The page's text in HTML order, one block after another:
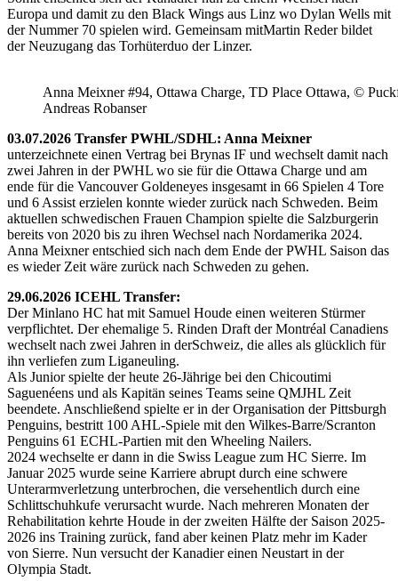
Europa und damit zu den Black Wings aus Linz wo Dylan Wells mit
der Nummer 70 spielen wird. Gemeinsam mitMartin Reder bildet
der Neuzugang das Torhüterduo der Linzer.
Anna Meixner #94, Ottawa Charge, TD Place Ottawa, ©
Andreas Robanser
03.07.2026 Transfer PWHL/SDHL: Anna Meixner
unterzeichnete einen Vertrag bei Brynas IF und wechselt damit nach
zwei Jahren in der PWHL wo sie für die Ottawa Charge und am
ende für die Vancouver Goldeneyes insgesamt in 66 Spielen 4 Tore
und 6 Assist erzielen konnte wieder zurück nach Schweden. Beim
aktuellen schwedischen Frauen Champion spielte die Salzburgerin
bereits von 2020 bis zu ihren Wechsel nach Nordamerika 2024.
Anna Meixner entschied sich nach dem Ende der PWHL Saison das
es wieder Zeit wäre zurück nach Schweden zu gehen.
29.06.2026 ICEHL Transfer:
Der Minlano HC hat mit Samuel Houde einen weiteren Stürmer
verpflichtet. Der ehemalige 5. Rinden Draft der Montréal Canadiens
wechselt nach zwei Jahren in derSchweiz, die alles als glücklich für
ihn verliefen zum Liganeuling.
Als Junior spielte der heute 26-Jährige bei den Chicoutimi
Saguenéens und als Kapitän seines Teams seine QMJHL Zeit
beendete. Anschließend spielte er in der Organisation der Pittsburgh
Penguins, bestritt 100 AHL-Spiele mit den Wilkes-Barre/Scranton
Penguins 61 ECHL-Partien mit den Wheeling Nailers.
2024 wechselte er dann in die Swiss League zum HC Sierre. Im
Januar 2025 wurde seine Karriere abrupt durch eine schwere
Unterarmverletzung unterbrochen, die versehentlich durch eine
Schlittschuhkufe verursacht wurde. Nach mehreren Monaten der
Rehabilitation kehrte Houde in der zweiten Hälfte der Saison 2025-
2026 ins Training zurück, fand aber keinen Platz mehr im Kader
von Sierre. Nun versucht der Kanadier einen Neustart in der
Olympia Stadt.